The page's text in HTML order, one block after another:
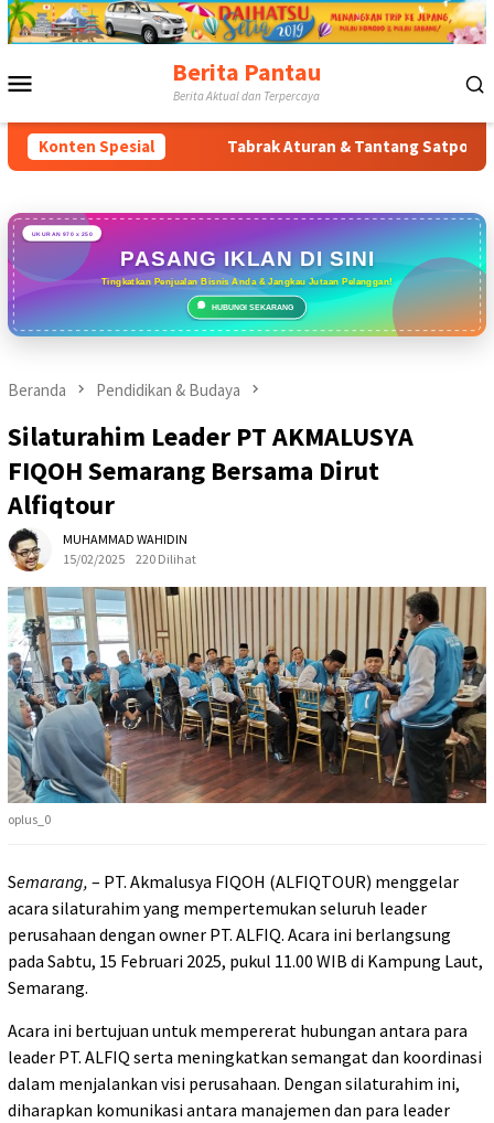
Loncat
ke
Berita Pantau
Berita Aktual dan Terpercaya
Konten Spesial
Timur Tabrak Aturan & Tantang Satpol PP:
UKURAN 970 x 250
PASANG IKLAN DI SINI
Tingkatkan Penjualan Bisnis Anda & Jangkau Jutaan Pelanggan!
HUBUNGI SEKARANG
Beranda Pendidikan & Budaya
Silaturahim Leader PT AKMALUSYA
FIQOH Semarang Bersama Dirut
Alfiqtour
MUHAMMAD WAHIDIN
15/02/2025
220 Dilihat
oplus_0
Semarang, – PT. Akmalusya FIQOH (ALFIQTOUR) menggelar
acara silaturahim yang mempertemukan seluruh leader
perusahaan dengan owner PT. ALFIQ. Acara ini berlangsung
pada Sabtu, 15 Februari 2025, pukul 11.00 WIB di Kampung Laut,
Semarang.
Acara ini bertujuan untuk mempererat hubungan antara para
leader PT. ALFIQ serta meningkatkan semangat dan koordinasi
dalam menjalankan visi perusahaan. Dengan silaturahim ini,
diharapkan komunikasi antara manajemen dan para leader